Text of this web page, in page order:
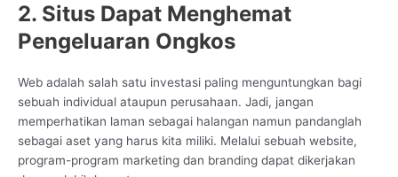
2. Situs Dapat Menghemat
Pengeluaran Ongkos
Web adalah salah satu investasi paling menguntungkan bagi
sebuah individual ataupun perusahaan. Jadi, jangan
memperhatikan laman sebagai halangan namun pandanglah
sebagai aset yang harus kita miliki. Melalui sebuah website,
program-program marketing dan branding dapat dikerjakan